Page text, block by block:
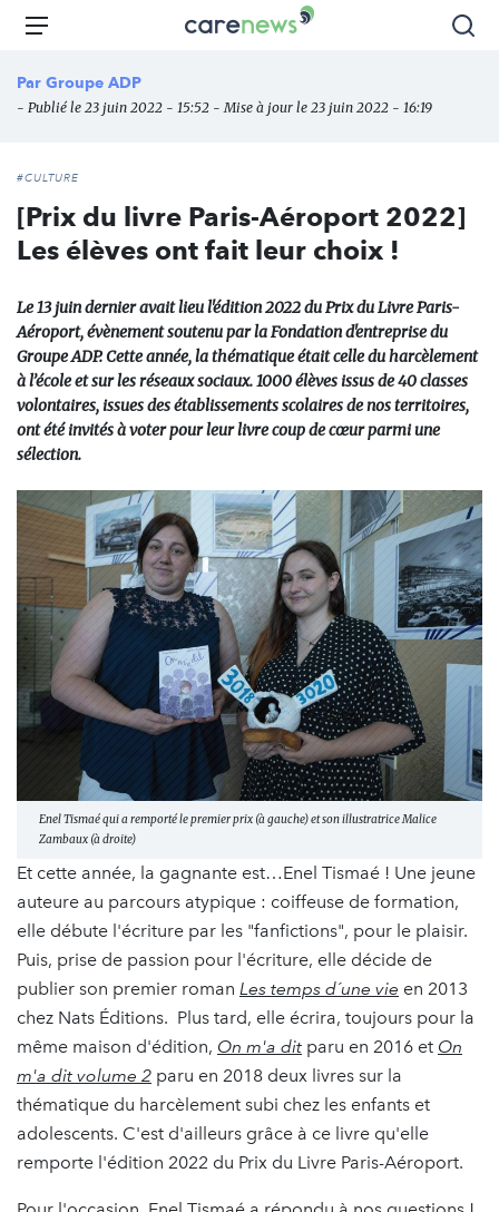
Aller
principal
Carenews,
des
Menu
Par Groupe ADP
- Publié le 23 juin 2022 - 15:52 - Mise à jour le 23 juin 2022 - 16:19
#CULTURE
[Prix du livre Paris-Aéroport 2022]
Les élèves ont fait leur choix !
Le 13 juin dernier avait lieu l'édition 2022 du Prix du Livre Paris-
Aéroport, évènement soutenu par la Fondation d'entreprise du
Groupe ADP. Cette année, la thématique était celle du harcèlement
à l’école et sur les réseaux sociaux. 1000 élèves issus de 40 classes
volontaires, issues des établissements scolaires de nos territoires,
ont été invités à voter pour leur livre coup de cœur parmi une
sélection.
Enel Tismaé qui a remporté le premier prix (à gauche) et son illustratrice Malice
Zambaux (à droite)
Et cette année, la gagnante est…Enel Tismaé ! Une jeune
auteure au parcours atypique : coiffeuse de formation,
elle débute l'écriture par les "fanfictions", pour le plaisir.
Puis, prise de passion pour l'écriture, elle décide de
publier son premier roman Les temps d´une vie en 2013
chez Nats Éditions. Plus tard, elle écrira, toujours pour la
même maison d'édition, On m'a dit paru en 2016 et On
m'a dit volume 2 paru en 2018 deux livres sur la
thématique du harcèlement subi chez les enfants et
adolescents. C'est d'ailleurs grâce à ce livre qu'elle
remporte l'édition 2022 du Prix du Livre Paris-Aéroport.